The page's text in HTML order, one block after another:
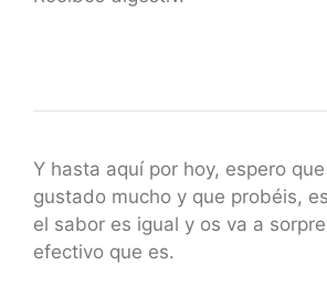
Y hasta aquí por hoy, espero
gustado mucho y que probéis,
el sabor es igual y os va a
efectivo que es.